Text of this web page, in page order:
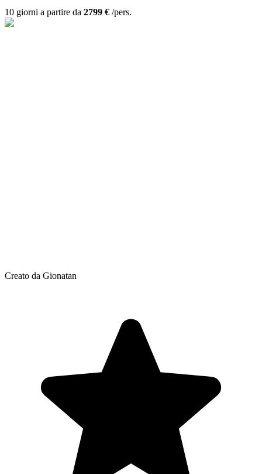
10 giorni a partire da 2799 € /pers.
Creato da Gionatan